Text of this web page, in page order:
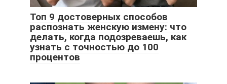
Топ 9 достоверных способов
распознать женскую измену: что
делать, когда подозреваешь, как
узнать с точностью до 100
процентов